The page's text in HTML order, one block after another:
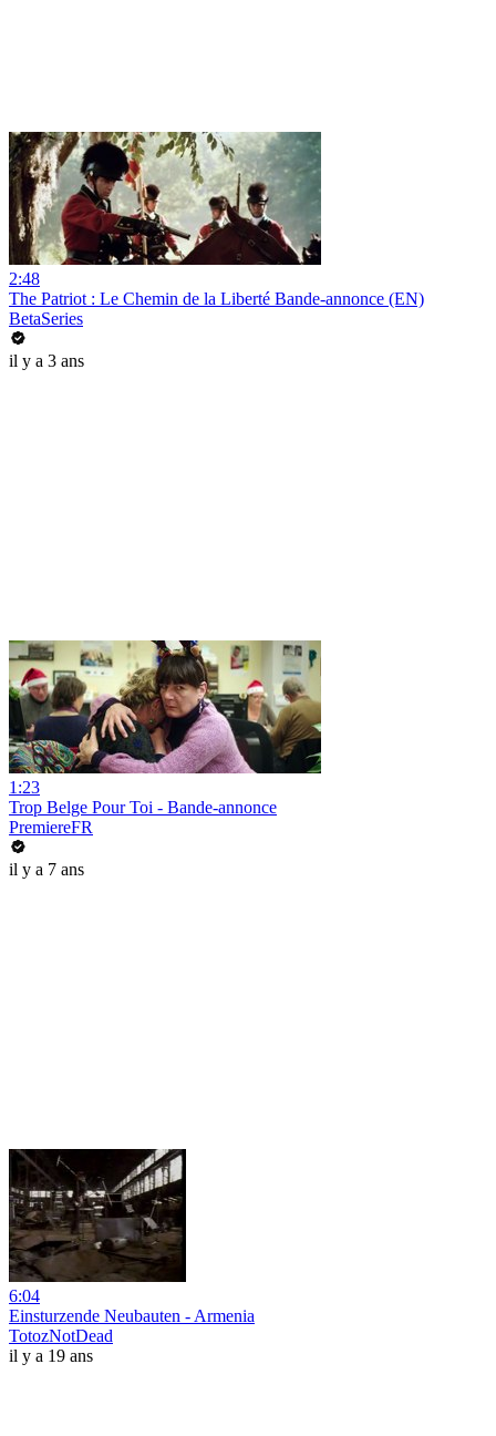
2:48
The Patriot : Le Chemin de la Liberté Bande-annonce (EN)
BetaSeries
il y a 3 ans
1:23
Trop Belge Pour Toi - Bande-annonce
PremiereFR
il y a 7 ans
6:04
Einsturzende Neubauten - Armenia
TotozNotDead
il y a 19 ans